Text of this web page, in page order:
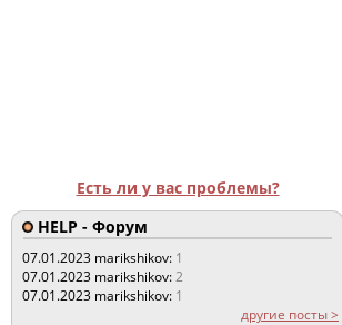
Есть ли у вас проблемы?
HELP - Форум
07.01.2023 marikshikov: 1
07.01.2023 marikshikov:2
07.01.2023 marikshikov: 1
другие посты >